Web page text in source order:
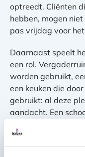
optreedt. Cliënten
hebben, mogen
pas vrijdag voor
Daarnaast speelt
een rol.
worden gebruikt,
een keuken die
gebruikt: al deze
aandacht. Een
ontvangstruimte
is dan ook geen